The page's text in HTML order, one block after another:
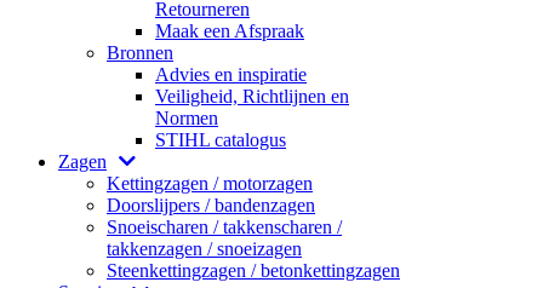
Retourneren
Maak een Afspraak
Bronnen
Advies en inspiratie
Veiligheid, Richtlijnen en
Normen
STIHL catalogus
Zagen
Kettingzagen / motorzagen
Doorslijpers / bandenzagen
Snoeischaren / takkenscharen /
takkenzagen / snoeizagen
Steenkettingzagen / betonkettingzagen